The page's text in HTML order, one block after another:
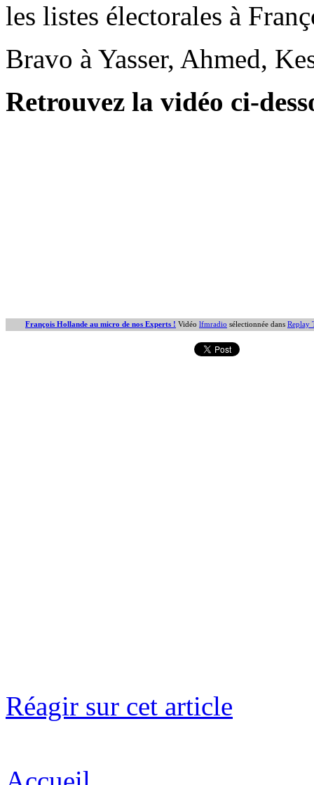
les listes électorales à
Bravo à Yasser, Ahmed,
Retrouvez la vidéo ci-
François Hollande au micro de nos Experts ! Vidéo lfmradio sélectionnée dans Replay
Réagir sur cet article